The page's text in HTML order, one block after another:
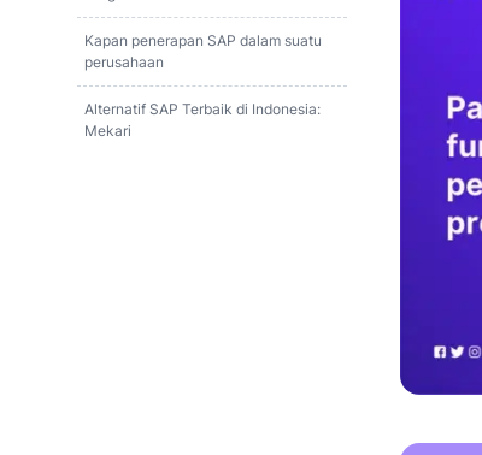
Kapan penerapan SAP dalam suatu
perusahaan
Alternatif SAP Terbaik di Indonesia:
Mekari